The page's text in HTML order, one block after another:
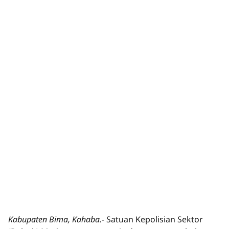
Kabupaten Bima, Kahaba.-Satuan Kepolisian Sektor